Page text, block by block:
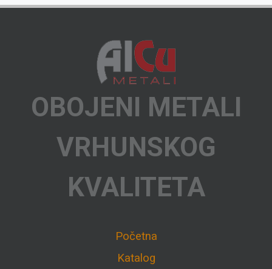
OBOJENI METALI
VRHUNSKOG
KVALITETA
Početna
Katalog